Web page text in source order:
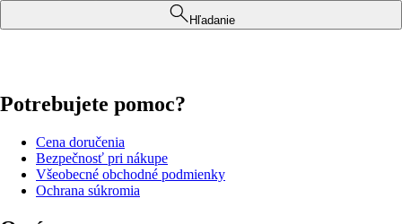
Hľadanie
Potrebujete pomoc?
Cena doručenia
Bezpečnosť pri nákupe
Všeobecné obchodné podmienky
Ochrana súkromia